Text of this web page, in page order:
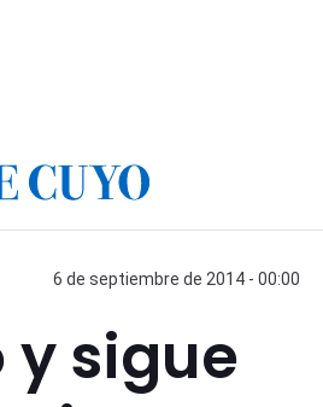
6 de septiembre de 2014 - 00:00
y sigue